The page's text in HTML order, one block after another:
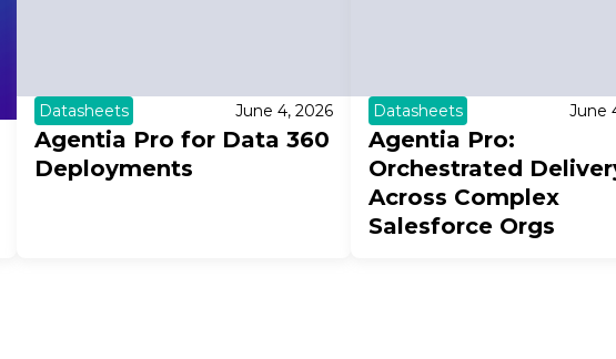
Datasheets June 4, 2026
Agentia Pro for Data 360
Deployments
Datasheets June
Agentia Pro:
Orchestrated
Across Complex
Salesforce Orgs